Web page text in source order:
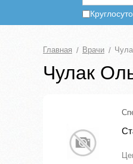
Главная Врачи
Чулак